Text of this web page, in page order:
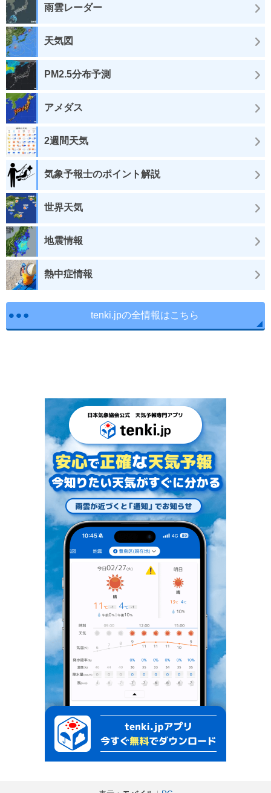
雨雲レーダー
天気図
PM2.5分布予測
アメダス
2週間天気
気象予報士のポイント解説
世界天気
地震情報
熱中症情報
tenki.jpの全情報はこちら